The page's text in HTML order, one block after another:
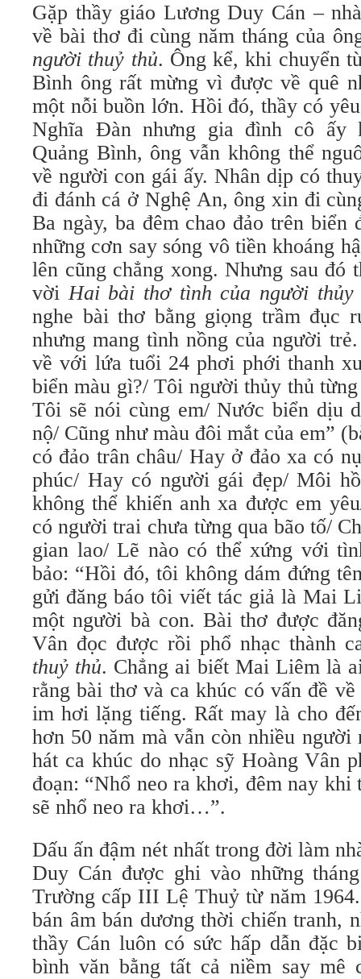
Gặp thầy giáo Lương Duy Cán –
về bài thơ đi cùng năm tháng của
người thuỷ thủ. Ông kể, khi chuyển
Bình ông rất mừng vì được về quê
một nỗi buồn lớn. Hồi đó, thầy có
Nghĩa Đàn nhưng gia đình cô ấy
Quảng Bình, ông vẫn không thể
về người con gái ấy. Nhân dịp có
đi đánh cá ở Nghệ An, ông xin đi
Ba ngày, ba đêm chao đảo trên biển
những cơn say sóng vô tiền khoáng
lên cũng chẳng xong. Nhưng sau đó
vờiHai bài thơ tình của người thủy
nghe bài thơ bằng giọng trầm đục
nhưng mang tình nồng của người
về với lứa tuổi 24 phơi phới thanh
biển màu gì?/ Tôi người thủy thủ
Tôi sẽ nói cùng em/ Nước biển dịu
nộ/ Cũng như màu đôi mắt của em”
có đảo trân châu/ Hay ở đảo xa có
phúc/ Hay có người gái đẹp/ Môi
không thể khiến anh xa được em
có người trai chưa từng qua bão tố/
gian lao/ Lẽ nào có thể xứng với
bảo: “Hồi đó, tôi không dám đứng
gửi đăng báo tôi viết tác giả là Mai
một người bà con. Bài thơ được
Vân đọc được rồi phổ nhạc thành
thuỷ thủ. Chẳng ai biết Mai Liêm là
rằng bài thơ và ca khúc có vấn đề
im hơi lặng tiếng. Rất may là cho
hơn 50 năm mà vẫn còn nhiều
hát ca khúc do nhạc sỹ Hoàng Vân
đoạn: “Nhổ neo ra khơi, đêm nay khi
sẽ nhổ neo ra khơi…”.
Dấu ấn đậm nét nhất trong đời làm
Duy Cán được ghi vào những
Trường cấp III Lệ Thuỷ từ năm
bán âm bán dương thời chiến tranh,
thầy Cán luôn có sức hấp dẫn đặc
bình văn bằng tất cả niềm say mê